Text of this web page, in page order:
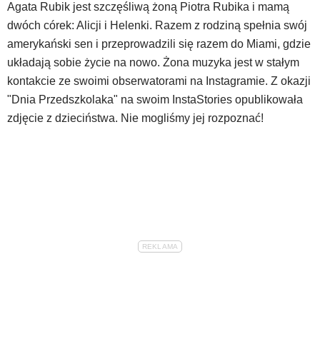
Agata Rubik jest szczęśliwą żoną Piotra Rubika i mamą
dwóch córek: Alicji i Helenki. Razem z rodziną spełnia swój
amerykański sen i przeprowadzili się razem do Miami, gdzie
układają sobie życie na nowo. Żona muzyka jest w stałym
kontakcie ze swoimi obserwatorami na Instagramie. Z okazji
"Dnia Przedszkolaka" na swoim InstaStories opublikowała
zdjęcie z dzieciństwa. Nie mogliśmy jej rozpoznać!